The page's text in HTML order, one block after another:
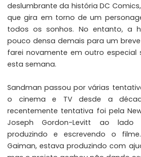
deslumbrante da história DC
que gira em torno de um
todos os sonhos. No entanto, a
pouco densa demais para um
farei novamente em outro especial
esta semana.
Sandman passou por várias
o cinema e TV desde a
recentemente tentativa foi pela
Joseph Gordon-Levitt ao lado
produzindo e escrevendo o
Gaiman, estava produzindo com